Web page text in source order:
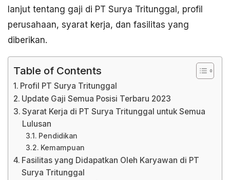
lanjut tentang gaji di PT Surya Tritunggal, profil
perusahaan, syarat kerja, dan fasilitas yang
diberikan.
Table of Contents
Profil PT Surya Tritunggal
Update Gaji Semua Posisi Terbaru 2023
Syarat Kerja di PT Surya Tritunggal untuk Semua
Lulusan
Pendidikan
Kemampuan
Fasilitas yang Didapatkan Oleh Karyawan di PT
Surya Tritunggal